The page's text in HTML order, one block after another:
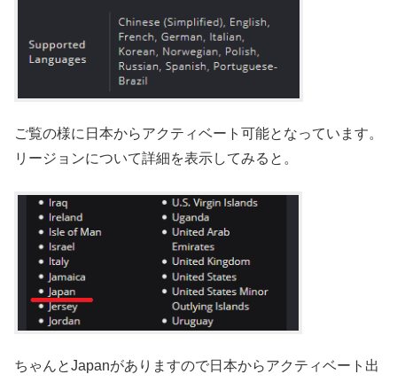
ご覧の様に日本からアクティベート可能となっています。
リージョンについて詳細を表示してみると。
ちゃんとJapanがありますので日本からアクティベート出